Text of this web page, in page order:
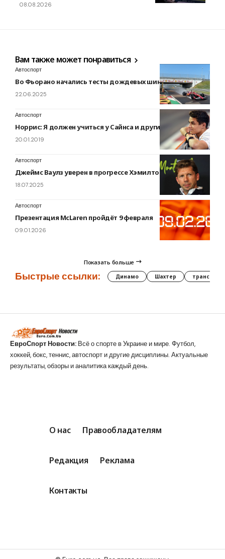
08.08.2026
Вам также может понравиться
Автоспорт
Во Фьорано начались тесты дождевых шин 2026 года
22.06.2025
Автоспорт
Норрис: Я должен учиться у Сайнса и других гонщиков
20.01.2019
Автоспорт
Джеймс Ваулз уверен в прогрессе Хэмилтона
18.07.2025
Автоспорт
Презентация McLaren пройдёт 9 февраля
09.01.2026
Показать больше
Быстрые ссылки: Динамо Шахтер трансферы
ЕвроСпорт Новости: Всё о спорте в Украине и мире. Футбол,
хоккей, бокс, теннис, автоспорт и другие дисциплины. Актуальные
результаты, обзоры и аналитика каждый день.
О нас Правообладателям
Редакция Реклама
Контакты